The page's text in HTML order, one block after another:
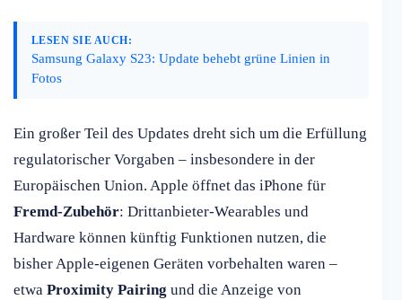
LESEN SIE AUCH:
Samsung Galaxy S23: Update behebt grüne Linien in
Fotos
Ein großer Teil des Updates dreht sich um die Erfüllung
regulatorischer Vorgaben – insbesondere in der
Europäischen Union. Apple öffnet das iPhone für
Fremd-Zubehör: Drittanbieter-Wearables und
Hardware können künftig Funktionen nutzen, die
bisher Apple-eigenen Geräten vorbehalten waren –
etwa Proximity Pairing und die Anzeige von